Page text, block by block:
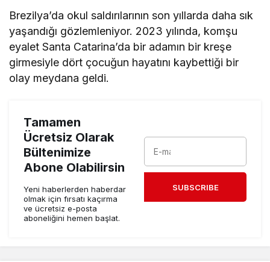
Brezilya’da okul saldırılarının son yıllarda daha sık
yaşandığı gözlemleniyor. 2023 yılında, komşu
eyalet Santa Catarina’da bir adamın bir kreşe
girmesiyle dört çocuğun hayatını kaybettiği bir
olay meydana geldi.
Tamamen
Ücretsiz Olarak
Bültenimize
Abone Olabilirsin
Yeni haberlerden haberdar
olmak için fırsatı kaçırma
ve ücretsiz e-posta
aboneliğini hemen başlat.
SUBSCRIBE